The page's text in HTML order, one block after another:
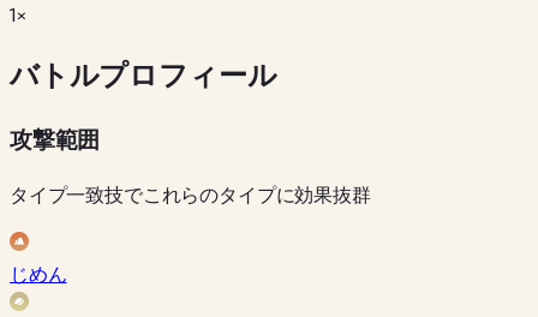
1×
バトルプロフィール
攻撃範囲
タイプ一致技でこれらのタイプに効果抜群
じめん